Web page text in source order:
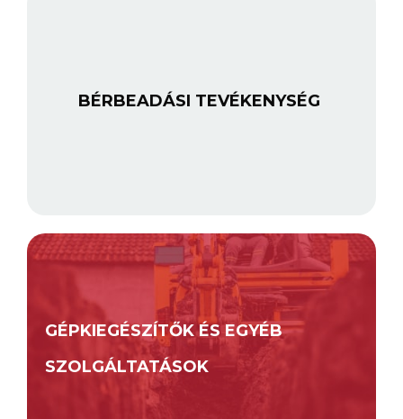
BÉRBEADÁSI TEVÉKENYSÉG
GÉPKIEGÉSZÍTŐK ÉS EGYÉB
SZOLGÁLTATÁSOK